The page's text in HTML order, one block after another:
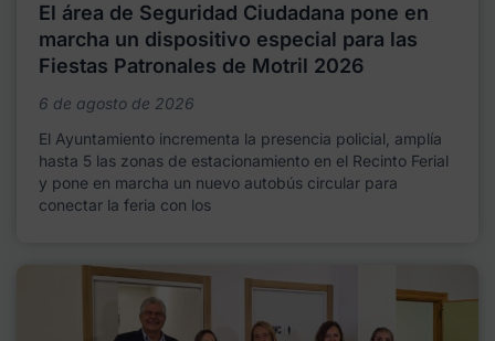
El área de Seguridad Ciudadana pone en
marcha un dispositivo especial para las
Fiestas Patronales de Motril 2026
6 de agosto de 2026
El Ayuntamiento incrementa la presencia policial, amplía
hasta 5 las zonas de estacionamiento en el Recinto Ferial
y pone en marcha un nuevo autobús circular para
conectar la feria con los